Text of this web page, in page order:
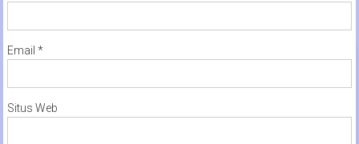
Email *
Situs Web